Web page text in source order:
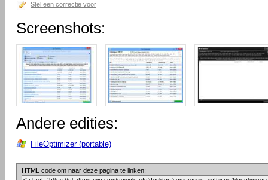
Stel een correctie voor
Screenshots:
Andere edities:
FileOptimizer (portable)
HTML code om naar deze pagina te linken: